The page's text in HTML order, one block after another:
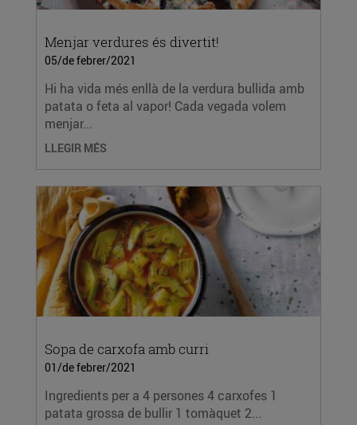
Menjar verdures és divertit!
05/de febrer/2021
Hi ha vida més enllà de la verdura bullida amb
patata o feta al vapor! Cada vegada volem
menjar...
LLEGIR MÉS
Sopa de carxofa amb curri
01/de febrer/2021
Ingredients per a 4 persones 4 carxofes 1
patata grossa de bullir 1 tomàquet 2...